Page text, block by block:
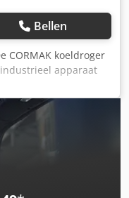
Bellen
CORMAK koeldroger
apparaat
van vocht,
systemen.
koeltechnologie,
werking van
hun
verlengd. Het is
op zoek zijn naar